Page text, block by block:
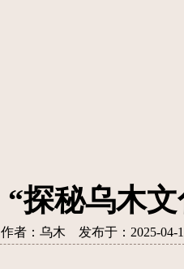
“探秘乌木
作者：乌木 发布于：2025-